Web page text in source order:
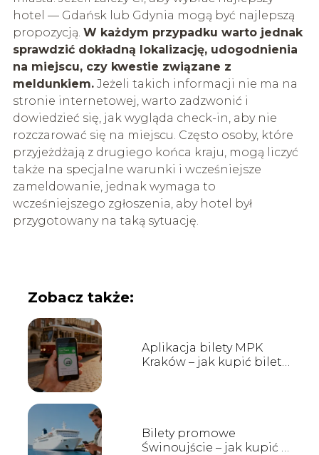
hotel — Gdańsk lub Gdynia mogą być najlepszą
propozycją. W każdym przypadku warto jednak
sprawdzić dokładną lokalizację, udogodnienia
na miejscu, czy kwestie związane z
meldunkiem.Jeżeli takich informacji nie ma na
stronie internetowej, warto zadzwonić i
dowiedzieć się, jak wygląda check-in, aby nie
rozczarować się na miejscu. Często osoby, które
przyjeżdżają z drugiego końca kraju, mogą liczyć
także na specjalne warunki i wcześniejsze
zameldowanie, jednak wymaga to
wcześniejszego zgłoszenia, aby hotel był
przygotowany na taką sytuację.
Zobacz także:
Aplikacja bilety MPK
Kraków – jak kupić bilet
Bilety promowe
Świnoujście – jak kupić i